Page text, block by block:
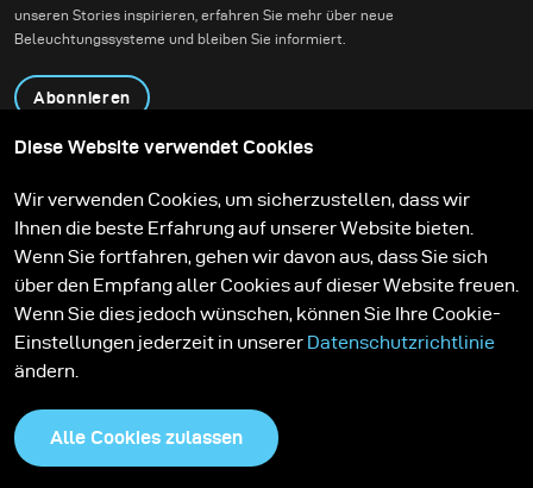
unseren Stories inspirieren, erfahren Sie mehr über neue
Beleuchtungssysteme und bleiben Sie informiert.
Abonnieren
Kontakt
Technologien
Contribute to our blog
Lernen
Support
Karriere
Media Center
Diese Website verwendet Cookies
Wir verwenden Cookies, um sicherzustellen, dass wir
Ihnen die beste Erfahrung auf unserer Website bieten.
Wenn Sie fortfahren, gehen wir davon aus, dass Sie sich
über den Empfang aller Cookies auf dieser Website freuen.
Wenn Sie dies jedoch wünschen, können Sie Ihre Cookie-
Einstellungen jederzeit in unserer Datenschutzrichtlinie
ändern.
Alle Cookies zulassen